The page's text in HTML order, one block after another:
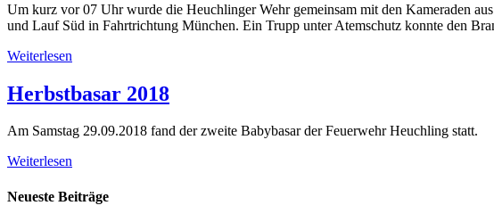
Um kurz vor 07 Uhr wurde die Heuchlinger Wehr gemeinsam mit den Kameraden
und Lauf Süd in Fahrtrichtung München. Ein Trupp unter Atemschutz konnte den
Weiterlesen
Herbstbasar 2018
Am Samstag 29.09.2018 fand der zweite Babybasar der Feuerwehr Heuchling statt.
Weiterlesen
Neueste Beiträge